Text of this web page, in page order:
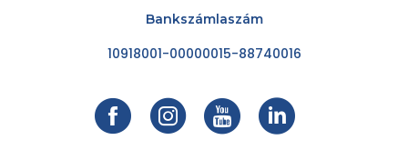
Bankszámlaszám
10918001-00000015-88740016